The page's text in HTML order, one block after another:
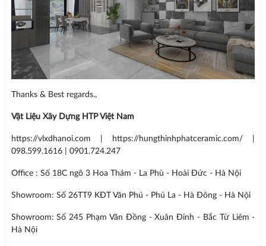
Thanks & Best regards.,
Vật Liệu Xây Dựng HTP Việt Nam
https://vlxdhanoi.com | https://hungthinhphatceramic.com/ |
098.599.1616 | 0901.724.247
Office : Số 18C ngõ 3 Hoa Thám - La Phù - Hoài Đức - Hà Nội
Showroom: Số 26TT9 KĐT Văn Phú - Phú La - Hà Đông - Hà Nội
Showroom: Số 245 Phạm Văn Đồng - Xuân Đỉnh - Bắc Từ Liêm -
Hà Nội